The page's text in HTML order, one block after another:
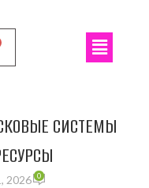
СИСТЕМЫ
2026 0